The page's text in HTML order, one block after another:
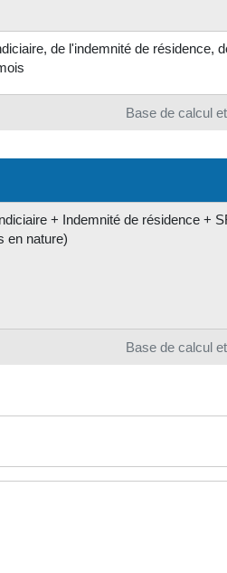
Base de calcul
de l'indemnité de résidence,
Base de calcul
+ Indemnité de résidence +
en nature)